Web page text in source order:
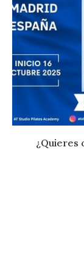
¿Quieres